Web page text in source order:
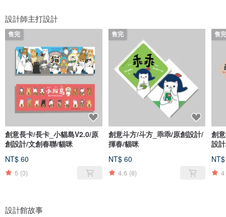
設計師主打設計
售完
創意長卡/長卡_小貓島V2.0/原
創設計/文創春聯/貓咪
NT$ 60
5 (3)
售完
創意斗方/斗方_乖乖/原創設計/
揮春/貓咪
NT$ 60
4.6 (8)
售
創
設
4
設計館故事